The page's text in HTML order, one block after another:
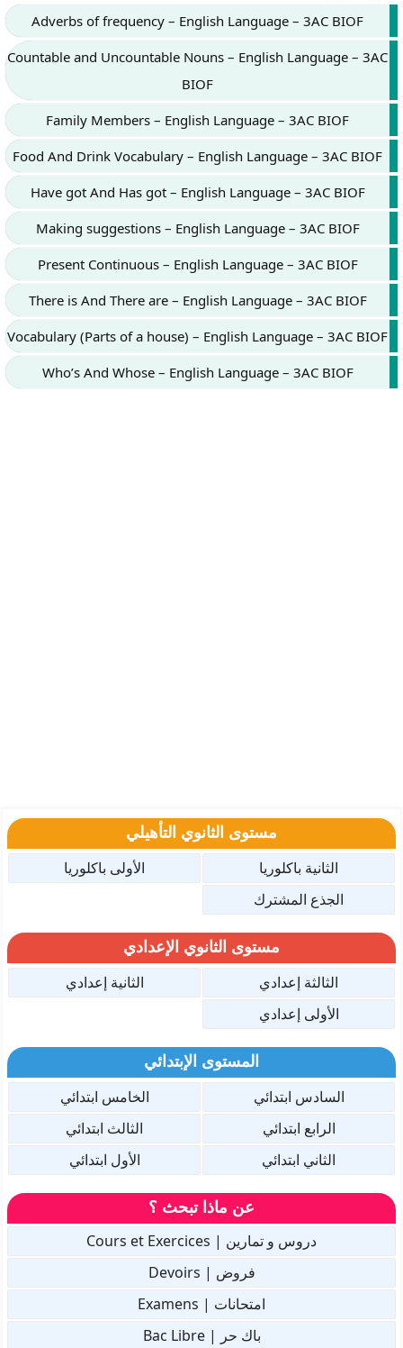
Adverbs of frequency – English Language – 3AC BIOF
Countable and Uncountable Nouns – English Language – 3AC
BIOF
Family Members – English Language – 3AC BIOF
Food And Drink Vocabulary – English Language – 3AC BIOF
Have got And Has got – English Language – 3AC BIOF
Making suggestions – English Language – 3AC BIOF
Present Continuous – English Language – 3AC BIOF
There is And There are – English Language – 3AC BIOF
Vocabulary (Parts of a house) – English Language – 3AC BIOF
Who’s And Whose – English Language – 3AC BIOF
مستوى الثانوي التأهيلي
الثانية باكلوريا
الأولى باكلوريا
الجذع المشترك
مستوى الثانوي الإعدادي
الثالثة إعدادي
الثانية إعدادي
الأولى إعدادي
المستوى الإبتدائي
السادس ابتدائي
الخامس ابتدائي
الرابع ابتدائي
الثالث ابتدائي
الثاني ابتدائي
الأول ابتدائي
عن ماذا تبحث ؟
دروس و تمارين | Cours et Exercices
فروض | Devoirs
امتحانات | Examens
باك حر | Bac Libre